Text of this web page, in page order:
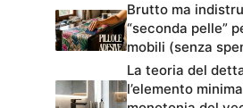
Brutto ma
“seconda pelle”
mobili (senza
La teoria del
l’elemento